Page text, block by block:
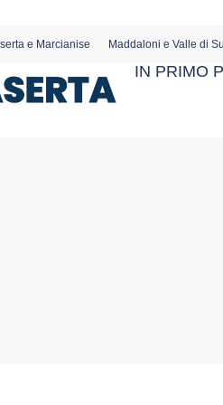
e Marcianise Maddaloni e Valle di
IN PRIMO